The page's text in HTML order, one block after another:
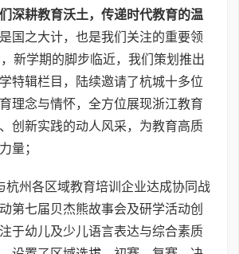
深耕教育沃土，传递时代教育的温
国之大计，也是我们关注的重要领
新学期的脚步临近，我们策划推出
特辑栏目，陆续邀请了杭城十多位
理念与情怀，全方位展现浙江教育
创新实践的动人风采，为教育高质
量；
杭州各区域教育培训企业达成协同战
第七届贝杰熊故事会及研学活动创
于幼儿及少儿语言表达与综合素质